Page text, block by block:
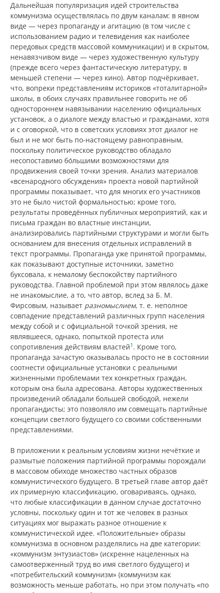
Дальнейшая популяризация идей строительства
коммунизма осуществлялась по двум каналам: в явном
виде — через пропаганду и агитацию (в том числе с
использованием радио и телевидения как наиболее
передовых средств массовой коммуникации) и в скрытом,
ненавязчивом виде — через художественную культуру
(прежде всего через фантастическую литературу, в
меньшей степени — через кино). Автор подчёркивает,
что, вопреки представлениям историков «тоталитарной»
школы, в обоих случаях правильнее говорить не об
одностороннем навязывании населению официальных
установок, а о диалоге между властью и гражданами, хотя
и с оговоркой, что в советских условиях этот диалог не
был и не мог быть по-настоящему равноправным,
поскольку политическое руководство обладало
несопоставимо бо́льшими возможностями для
продвижения своей точки зрения. Анализ материалов
«всенародного обсуждения» проекта новой партийной
программы показывает, что для многих его участников
это не было чистой формальностью; кроме того,
результаты проведённых публичных мероприятий, как и
письма граждан во властные инстанции,
анализировались партийными структурами и могли быть
основанием для внесения отдельных исправлений в
текст программы. Пропаганда уже принятой программы,
как показывают доступные источники, заметно
буксовала, к немалому беспокойству партийного
руководства. Главной проблемой при этом являлось даже
не инакомыслие, а то, что автор, вслед за Б. М.
Фирсовым, называет разномыслием, т. е. неполное
совпадение представлений различных групп населения
между собой и с официальной точкой зрения, не
являвшееся, однако, попыткой протеста или
сопротивления действиям властей1 . Кроме того,
пропаганда зачастую оказывалась просто не в состоянии
соотнести официальные установки с реальными
жизненными проблемами тех конкретных граждан,
которым она была адресована. Авторы художественных
произведений обладали большей свободой, нежели
пропагандисты; это позволяло им совмещать партийные
концепции светлого будущего со своими собственными
представлениями.
В приложении к реальным условиям жизни нечёткие и
размытые положения партийной программы порождали
в массовом обиходе множество частных образов
коммунистического будущего. В третьей главе автор даёт
их примерную классификацию, оговариваясь, однако,
что любые классификации в данном случае достаточно
условны, поскольку один и тот же человек в разных
ситуациях мог выражать разное отношение к
коммунистической идее. «Положительные» образы
коммунизма в основном разделялись на две категории:
«коммунизм энтузиастов» (искренне нацеленных на
самоотверженный труд во имя светлого будущего) и
«потребительский коммунизм» (коммунизм как
возможность меньше работать, но при этом получать «по